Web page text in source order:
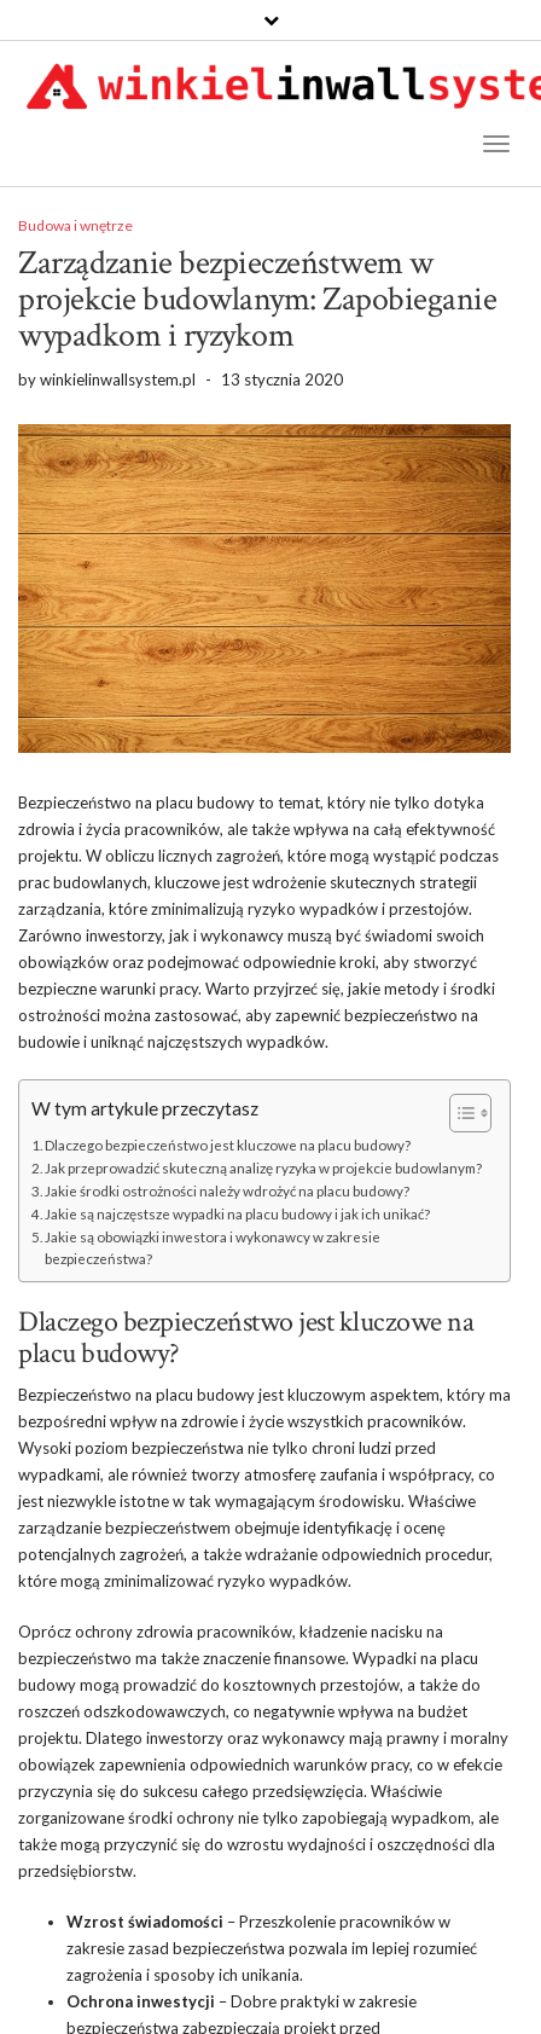
Budowa i wnętrze
Zarządzanie bezpieczeństwem w
projekcie budowlanym: Zapobieganie
wypadkom i ryzykom
bywinkielinwallsystem.pl - 13 stycznia 2020
Bezpieczeństwo na placu budowy to temat, który nie tylko dotyka
zdrowia i życia pracowników, ale także wpływa na całą efektywność
projektu. W obliczu licznych zagrożeń, które mogą wystąpić podczas
prac budowlanych, kluczowe jest wdrożenie skutecznych strategii
zarządzania, które zminimalizują ryzyko wypadków i przestojów.
Zarówno inwestorzy, jak i wykonawcy muszą być świadomi swoich
obowiązków oraz podejmować odpowiednie kroki, aby stworzyć
bezpieczne warunki pracy. Warto przyjrzeć się, jakie metody i środki
ostrożności można zastosować, aby zapewnić bezpieczeństwo na
budowie i uniknąć najczęstszych wypadków.
W tym artykule przeczytasz
Dlaczego bezpieczeństwo jest kluczowe na placu budowy?
Jak przeprowadzić skuteczną analizę ryzyka w projekcie budowlanym?
Jakie środki ostrożności należy wdrożyć na placu budowy?
Jakie są najczęstsze wypadki na placu budowy i jak ich unikać?
Jakie są obowiązki inwestora i wykonawcy w zakresie
bezpieczeństwa?
Dlaczego bezpieczeństwo jest kluczowe na
placu budowy?
Bezpieczeństwo na placu budowy jest kluczowym aspektem, który ma
bezpośredni wpływ na zdrowie i życie wszystkich pracowników.
Wysoki poziom bezpieczeństwa nie tylko chroni ludzi przed
wypadkami, ale również tworzy atmosferę zaufania i współpracy, co
jest niezwykle istotne w tak wymagającym środowisku. Właściwe
zarządzanie bezpieczeństwem obejmuje identyfikację i ocenę
potencjalnych zagrożeń, a także wdrażanie odpowiednich procedur,
które mogą zminimalizować ryzyko wypadków.
Oprócz ochrony zdrowia pracowników, kładzenie nacisku na
bezpieczeństwo ma także znaczenie finansowe. Wypadki na placu
budowy mogą prowadzić do kosztownych przestojów, a także do
roszczeń odszkodowawczych, co negatywnie wpływa na budżet
projektu. Dlatego inwestorzy oraz wykonawcy mają prawny i moralny
obowiązek zapewnienia odpowiednich warunków pracy, co w efekcie
przyczynia się do sukcesu całego przedsięwzięcia. Właściwie
zorganizowane środki ochrony nie tylko zapobiegają wypadkom, ale
także mogą przyczynić się do wzrostu wydajności i oszczędności dla
przedsiębiorstw.
Wzrost świadomości – Przeszkolenie pracowników w
zakresie zasad bezpieczeństwa pozwala im lepiej rozumieć
zagrożenia i sposoby ich unikania.
Ochrona inwestycji – Dobre praktyki w zakresie
bezpieczeństwa zabezpieczają projekt przed